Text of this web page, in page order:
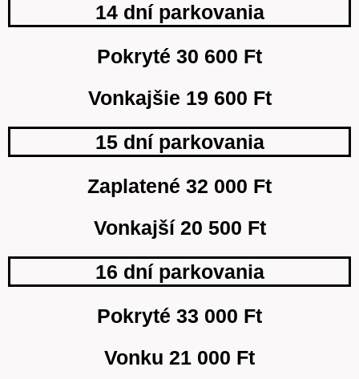
14 dní parkovania
Pokryté 30 600 Ft
Vonkajšie 19 600 Ft
15 dní parkovania
Zaplatené 32 000 Ft
Vonkajší 20 500 Ft
16 dní parkovania
Pokryté 33 000 Ft
Vonku 21 000 Ft